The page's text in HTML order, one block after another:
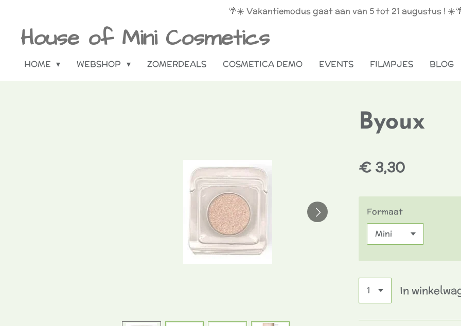
naar
hoofdinhoud
🌴☀️ Vakantiemodus gaat aan van 5 tot 21 augustus !
House of Mini Cosmetics
HOME WEBSHOP ZOMERDEALS COSMETICA DEMO EVENTS FILMPJES BLOG
Byoux
€ 3,30
Formaat
In